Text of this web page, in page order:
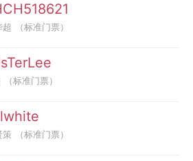
超 （标准门票）
（标准门票）
策 （标准门票）